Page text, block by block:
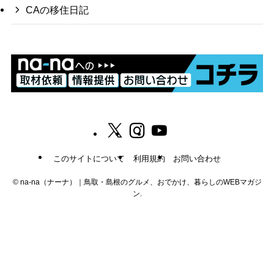
CAの移住日記
このサイトについて 利用規約 お問い合わせ
©na-na（ナーナ）｜鳥取・島根のグルメ、おでかけ、暮らしのWEBマガジ
ン.